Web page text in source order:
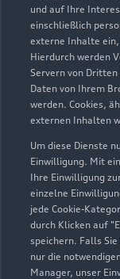
und auf Ihre
einschließlich
externe Inhalte
Hierdurch werden
Servern von
Daten von Ihrem
werden. Cookies,
externen Inhalten
Um diese Dienste
Einwilligung. Mit
Ihre Einwilligung
einzelne
jede Cookie-
durch Klicken auf
speichern. Falls
nur die
Manager, unser
02708
03585
info-